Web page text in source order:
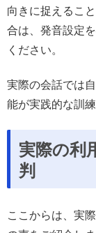
向きに捉えるこ
合は、発音設定
ください。
実際の会話では
能が実践的な訓練
実際の利
判
ここからは、実